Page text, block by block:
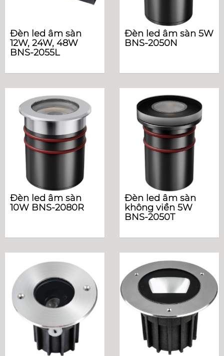
Đèn led âm sàn
12W, 24W, 48W
BNS-2055L
Đèn led âm sàn 5W
BNS-2050N
Đèn led âm sàn
10W BNS-2080R
Đèn led âm sàn
không viền 5W
BNS-2050T